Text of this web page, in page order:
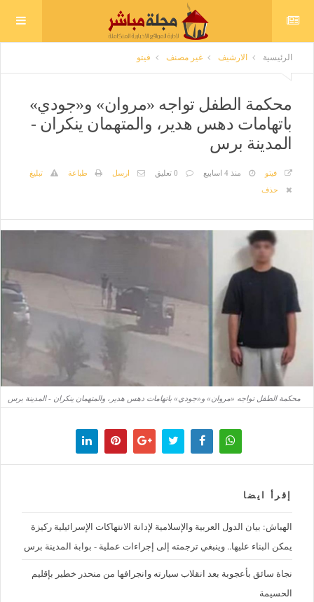
الرئيسية الارشيف غير مصنف فيتو
محكمة الطفل تواجه «مروان» و«جودي»
باتهامات دهس هدير، والمتهمان ينكران -
المدينة برس
فيتو منذ 4 اسابيع 0 تعليق ارسل طباعة
تبليغ
حذف
محكمة الطفل تواجه «مروان» و«جودي» باتهامات دهس هدير، والمتهمان ينكران - المدينة برس
إقرأ ايضا
الهباش: بيان الدول العربية والإسلامية لإدانة الانتهاكات الإسرائيلية ركيزة
يمكن البناء عليها.. وينبغي ترجمته إلى إجراءات عملية - بوابة المدينة برس
نجاة سائق بأعجوبة بعد انقلاب سيارته وانجرافها من منحدر خطير بإقليم
الحسيمة